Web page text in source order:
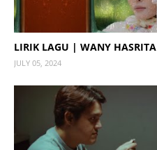
LIRIK LAGU | WANY
JULY 05, 2024